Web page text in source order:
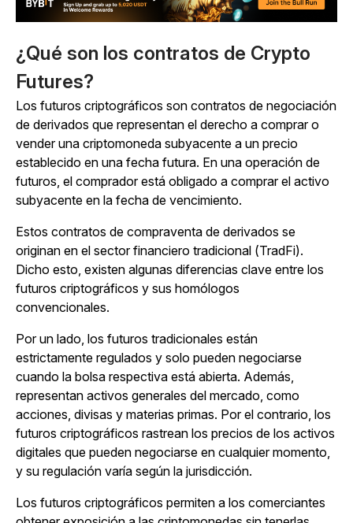
¿Qué son los contratos de Crypto
Futures?
Los futuros criptográficos son contratos de negociación
de derivados que representan el derecho a comprar o
vender una criptomoneda subyacente a un precio
establecido en una fecha futura. En una operación de
futuros, el comprador está obligado a comprar el activo
subyacente en la fecha de vencimiento.
Estos contratos de compraventa de derivados se
originan en el sector financiero tradicional (TradFi).
Dicho esto, existen algunas diferencias clave entre los
futuros criptográficos y sus homólogos
convencionales.
Por un lado, los futuros tradicionales están
estrictamente regulados y solo pueden negociarse
cuando la bolsa respectiva está abierta. Además,
representan activos generales del mercado, como
acciones, divisas y materias primas. Por el contrario, los
futuros criptográficos rastrean los precios de los activos
digitales que pueden negociarse en cualquier momento,
y su regulación varía según la jurisdicción.
Los futuros criptográficos permiten a los comerciantes